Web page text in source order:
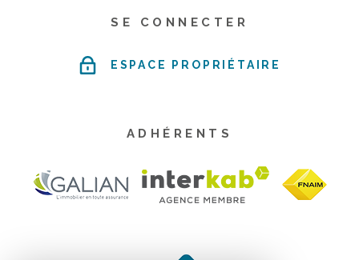
SE CONNECTER
ESPACE PROPRIÉTAIRE
ADHÉRENTS